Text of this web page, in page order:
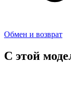
Обмен и возврат
С этой